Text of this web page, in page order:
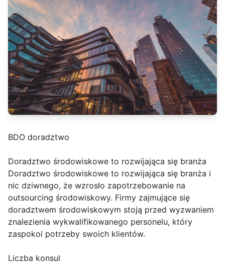
BDO doradztwo
Doradztwo środowiskowe to rozwijająca się branża
Doradztwo środowiskowe to rozwijająca się branża i
nic dziwnego, że wzrosło zapotrzebowanie na
outsourcing środowiskowy. Firmy zajmujące się
doradztwem środowiskowym stoją przed wyzwaniem
znalezienia wykwalifikowanego personelu, który
zaspokoi potrzeby swoich klientów.
Liczba konsul